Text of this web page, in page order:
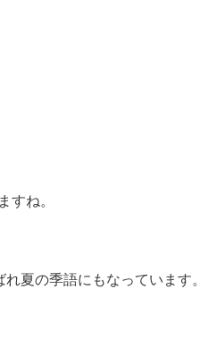
すね。
れ夏の季語にもなっています。